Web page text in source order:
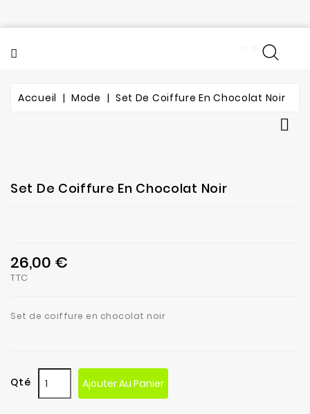
Accueil Mode Set De Coiffure En Chocolat Noir

Set De Coiffure En Chocolat Noir
26,00 €
TTC
Set de coiffure en chocolat noir
Qté Ajouter Au Panier